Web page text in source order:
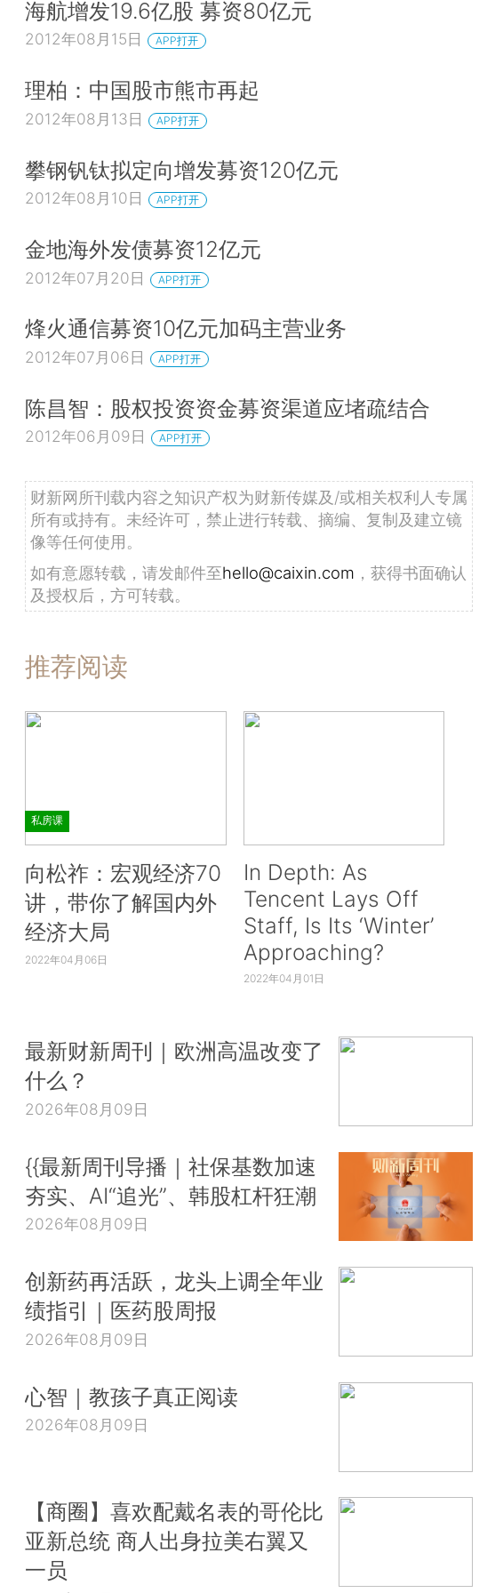
海航增发19.6亿股 募资80亿元
2012年08月15日 APP打开
理柏：中国股市熊市再起
2012年08月13日 APP打开
攀钢钒钛拟定向增发募资120亿元
2012年08月10日 APP打开
金地海外发债募资12亿元
2012年07月20日 APP打开
烽火通信募资10亿元加码主营业务
2012年07月06日 APP打开
陈昌智：股权投资资金募资渠道应堵疏结合
2012年06月09日 APP打开
财新网所刊载内容之知识产权为财新传媒及/或相关权利人专属
所有或持有。未经许可，禁止进行转载、摘编、复制及建立镜
像等任何使用。
如有意愿转载，请发邮件至hello@caixin.com ，获得书面确认
及授权后，方可转载。
推荐阅读
私房课
向松祚：宏观经济70
讲，带你了解国内外
经济大局
2022年04月06日
In Depth: As
Tencent Lays Off
Staff, Is Its ‘Winter’
Approaching?
2022年04月01日
最新财新周刊｜欧洲高温改变了
什么？
2026年08月09日
{{最新周刊导播｜社保基数加速
夯实、AI“追光”、韩股杠杆狂潮
2026年08月09日
创新药再活跃，龙头上调全年业
绩指引｜医药股周报
2026年08月09日
心智｜教孩子真正阅读
2026年08月09日
【商圈】喜欢配戴名表的哥伦比
亚新总统 商人出身拉美右翼又
一员